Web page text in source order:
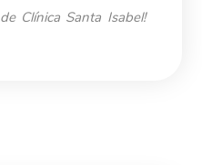
Clínica Santa Isabel!